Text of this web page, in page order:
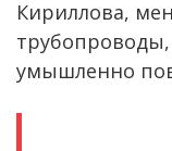
Кириллова,
умышленно